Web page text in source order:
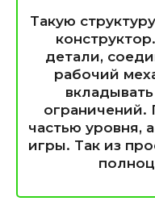
Такую
детали,
рабочий
ограничений.
частью уровня,
игры. Так из